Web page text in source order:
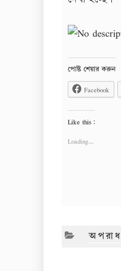
পোষ্ট শেয়ার করুন
Facebook
Like this:
Loading...
অপরাধ